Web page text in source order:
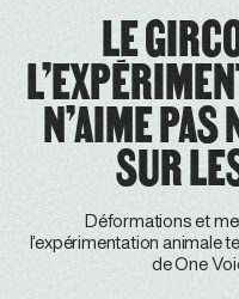
LE
N’AIME
SUR
Déformations et
l’expérimentation animale
de One